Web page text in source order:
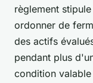
règlement
ordonner de
des actifs
pendant plus
condition